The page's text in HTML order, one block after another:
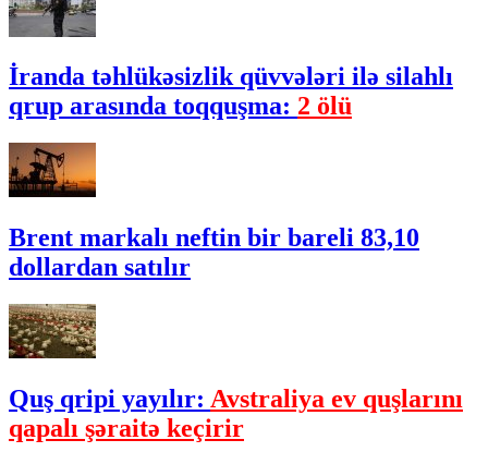
İranda təhlükəsizlik qüvvələri ilə silahlı
qrup arasında toqquşma: 2 ölü
Brent markalı neftin bir bareli 83,10
dollardan satılır
Quş qripi yayılır: Avstraliya ev quşlarını
qapalı şəraitə keçirir